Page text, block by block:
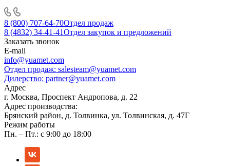
8 (800) 707-64-70Отдел продаж
8 (4832) 34-41-41Отдел закупок и предложений
Заказать звонок
E-mail
info@yuamet.com
Отдел продаж: salesteam@yuamet.com
Дилерство: partner@yuamet.com
Адрес
г. Москва, Проспект Андропова, д. 22
Адрес производства:
Брянский район, д. Толвинка, ул. Толвинская, д. 47Г
Режим работы
Пн. – Пт.: с 9:00 до 18:00